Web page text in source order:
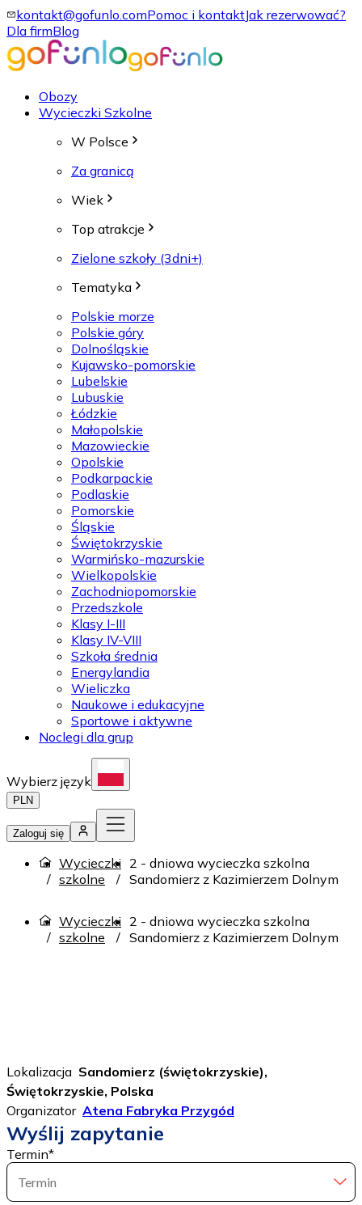
kontakt@gofunlo.comPomoc i kontaktJak rezerwować?
Dla firmBlog
Obozy
Wycieczki Szkolne
W Polsce
Za granicą
Wiek
Top atrakcje
Zielone szkoły (3dni+)
Tematyka
Polskie morze
Polskie góry
Dolnośląskie
Kujawsko-pomorskie
Lubelskie
Lubuskie
Łódzkie
Małopolskie
Mazowieckie
Opolskie
Podkarpackie
Podlaskie
Pomorskie
Śląskie
Świętokrzyskie
Warmińsko-mazurskie
Wielkopolskie
Zachodniopomorskie
Przedszkole
Klasy I-III
Klasy IV-VIII
Szkoła średnia
Energylandia
Wieliczka
Naukowe i edukacyjne
Sportowe i aktywne
Noclegi dla grup
Wybierz język
PLN
Zaloguj się
Wycieczki
szkolne
2 - dniowa wycieczka szkolna
Sandomierz z Kazimierzem Dolnym
Wycieczki
szkolne
2 - dniowa wycieczka szkolna
Sandomierz z Kazimierzem Dolnym
Lokalizacja Sandomierz (świętokrzyskie),
Świętokrzyskie, Polska
Organizator Atena Fabryka Przygód
Wyślij zapytanie
Termin*
Termin